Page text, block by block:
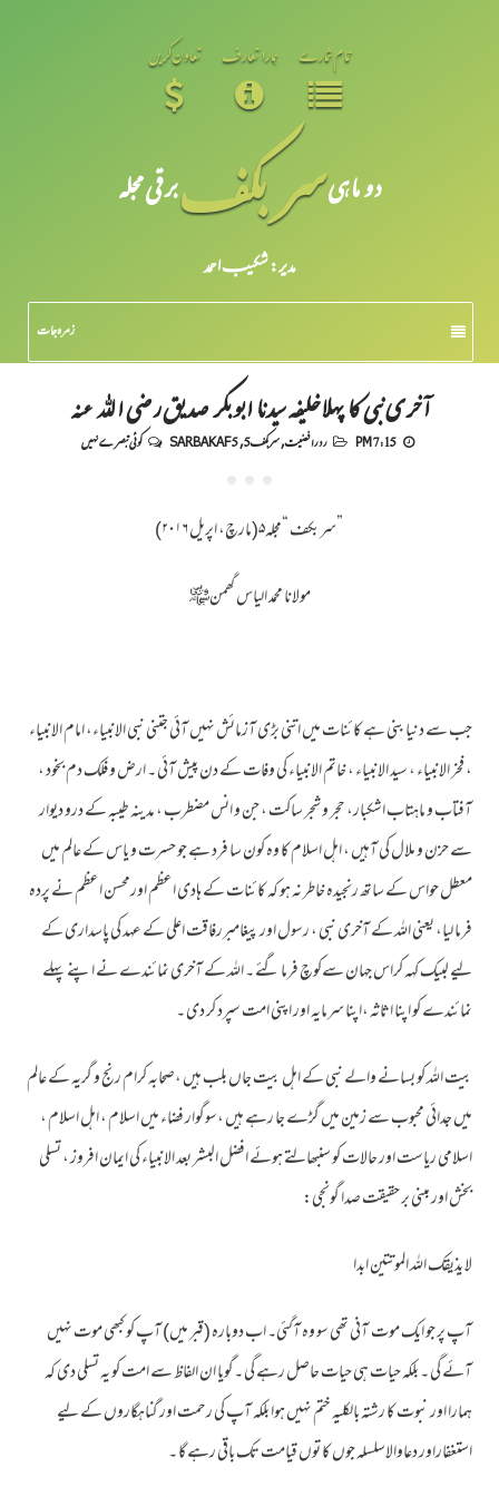
تمام شمارے ہمارا تعارف تعاون کریں
دو ماہیسر بکفبرقی مجلہ
مدیر: شکیبـ احمد
زمرہ جات
آخری نبی کا پہلاخلیفہ سیدنا ابو بکر صدیق رضی اللہ عنہ
7:15 PM رد رافضیت,سربکف5 ,
SARBAKAF 5 کوئی تبصرے نہیں
”سربکف “مجلہ۵(مارچ، اپریل ۲۰۱۶)
مولانا محمد الیاس گھمن﷾
جب سے دنیا بنی ہے کائنات میں اتنی بڑی آزمائش نہیں آئی جتنی نبی الانبیاء، امام الانبیاء
، فخر الانبیاء ، سید الانبیاء ، خاتم الانبیاء کی وفات کے دن پیش آئی ۔ ارض و فلک دم بخود ،
آفتاب و ماہتاب اشکبار، حجر و شجر ساکت ، جن و انس مضطرب ، مدینہ طیبہ کے درو دیوار
سے حزن و ملال کی آہیں ، اہل اسلام کا وہ کون سا فرد ہے جو حسرت و یاس کے عالم میں
معطل حواس کے ساتھ رنجیدہ خاطر نہ ہو کہ کائنات کے ہادی اعظم اورمحسن اعظم نے پردہ
فرما لیا، یعنی اللہ کے آخری نبی ، رسول اور پیغامبررفاقت اعلی کے عہد کی پاسداری کے
لیے لبیک کہہ کراس جہان سےکوچ فرما گئے ۔ اللہ کے آخری نمائندے نے اپنے پہلے
نمائندے کو اپنا اثاثہ ،اپنا سرمایہ اور اپنی امت سپرد کر دی ۔
بیت اللہ کو بسانے والے نبی کے اہل بیت جاں بلب ہیں ،صحابہ کرام رنج و گریہ کے عالم
میں جدائی محبوب سے زمین میں گڑے جا رہے ہیں ،سوگوار فضاء میں اسلام ، اہل اسلام ،
اسلامی ریاست اور حالات کو سنبھالتے ہوئے افضل البشر بعد الانبیاء کی ایمان افروز ، تسلی
بخش اور مبنی بر حقیقت صدا گونجی:
لا یذیقک اللہ الموتتین ابدا
آپ پر جو ایک موت آنی تھی سو وہ آگئی۔ اب دوبارہ (قبر میں) آپ کو کبھی موت نہیں
آئے گی ۔ بلکہ حیات ہی حیات حاصل رہے گی ۔گویا ان الفاظ سے امت کو یہ تسلی دی کہ
ہمارا اور نبوت کا رشتہ بالکلیہ ختم نہیں ہوا بلکہ آپ کی رحمت اور گناہگاروں کے لیے
استغفاراور دعاوالاسلسلہ جوں کا توں قیامت تک باقی رہے گا ۔